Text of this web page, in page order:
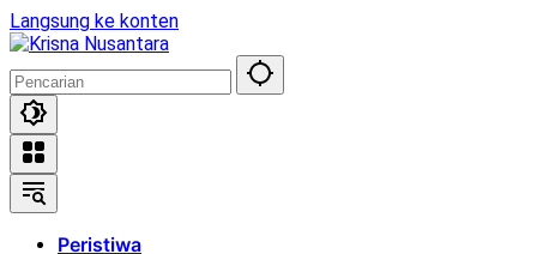
Langsung ke konten
Peristiwa